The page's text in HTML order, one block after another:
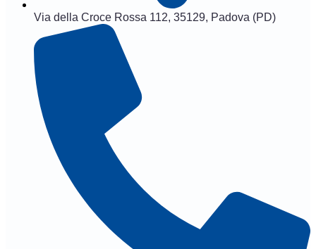
Via della Croce Rossa 112, 35129, Padova (PD)